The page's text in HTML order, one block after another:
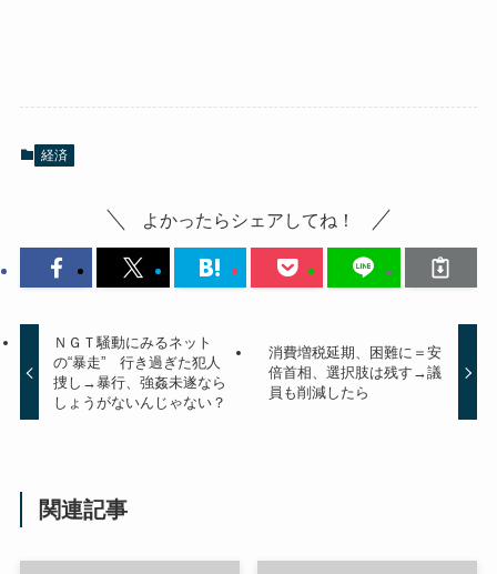
経済
よかったらシェアしてね！
ＮＧＴ騒動にみるネット
の“暴走” 行き過ぎた犯人
捜し→暴行、強姦未遂なら
しょうがないんじゃない？
消費増税延期、困難に＝安
倍首相、選択肢は残す→議
員も削減したら
関連記事